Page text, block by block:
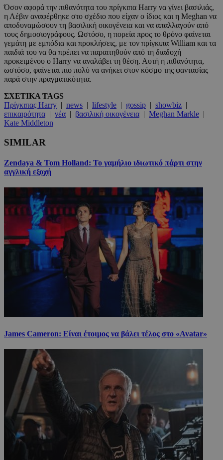
Όσον αφορά την πιθανότητα του πρίγκιπα Harry να γίνει βασιλιάς,
η Λέβιν αναφέρθηκε στο σχέδιο που είχαν ο ίδιος και η Meghan να
αποδυναμώσουν τη βασιλική οικογένεια και να απαλλαγούν από
τους δημοσιογράφους. Ωστόσο, η πορεία προς το θρόνο φαίνεται
γεμάτη με εμπόδια και προκλήσεις, με τον πρίγκιπα William και τα
παιδιά του να θα πρέπει να παραιτηθούν από τη διαδοχή
προκειμένου ο Harry να αναλάβει τη θέση. Αυτή η πιθανότητα,
ωστόσο, φαίνεται πιο πολύ να ανήκει στον κόσμο της φαντασίας
παρά στην πραγματικότητα.
ΣΧΕΤΙΚΑ TAGS
Πρίγκιπας Harry | news | lifestyle | gossip | showbiz |
επικαιρότητα | νέα | βασιλική οικογένεια | Meghan Markle |
Kate Middleton
SIMILAR
Zendaya & Tom Holland: Το γαμήλιο ιδιωτικό πάρτι στην
αγγλική εξοχή
James Cameron: Είναι έτοιμος να βάλει τέλος στο «Avatar»